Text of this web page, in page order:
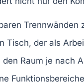
Tisch, der als
Raum je nach